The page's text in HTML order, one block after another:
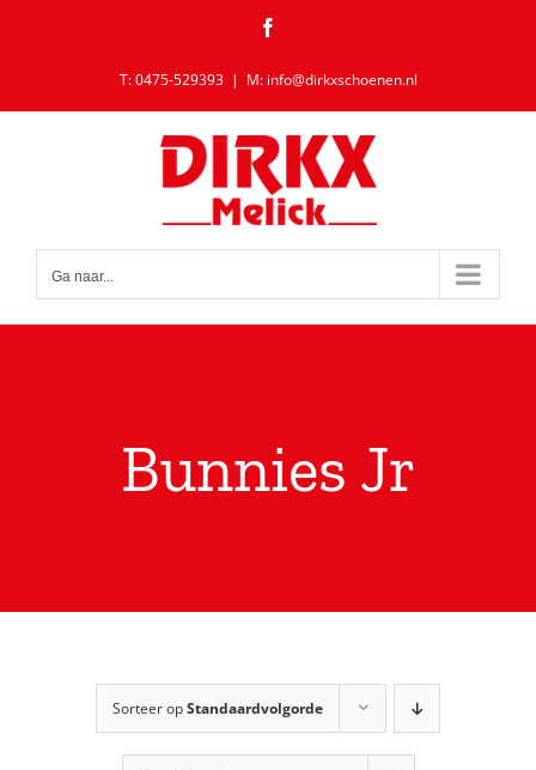
T: 0475-529393 | M: info@dirkxschoenen.nl
Ga naar...
Bunnies Jr
Sorteer opStandaardvolgorde